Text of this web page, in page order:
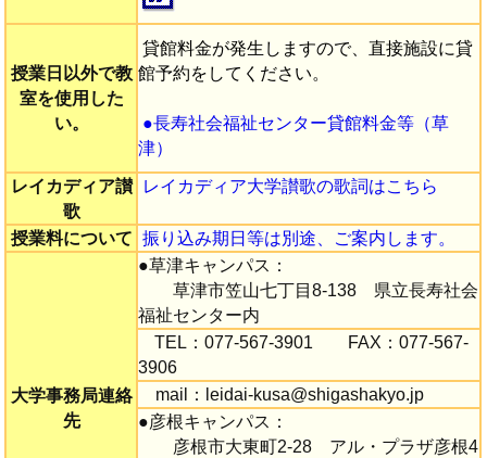
授業日以外で教
室を使用した
い。
貸館料金が発生しますので、直接施設に貸
館予約をしてください。
●長寿社会福祉センター貸館料金等（草
津）
レイカディア讃
歌
レイカディア大学讃歌の歌詞はこちら
授業料について 振り込み期日等は別途、ご案内します。
大学事務局連絡
先
●草津キャンパス：
草津市笠山七丁目8-138 県立長寿社会
福祉センター内
TEL：077-567-3901 FAX：077-567-
3906
mail：leidai-kusa@shigashakyo.jp
●彦根キャンパス：
彦根市大東町2-28 アル・プラザ彦根4